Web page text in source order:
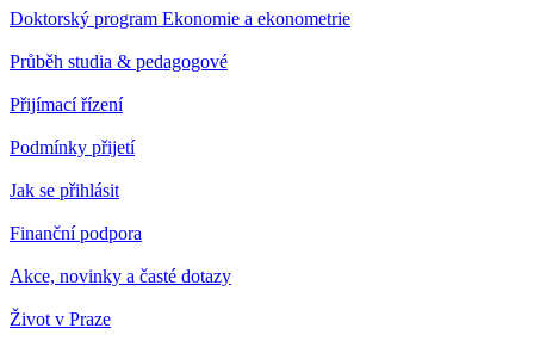
Doktorský program Ekonomie a ekonometrie
Průběh studia & pedagogové
Přijímací řízení
Podmínky přijetí
Jak se přihlásit
Finanční podpora
Akce, novinky a časté dotazy
Život v Praze